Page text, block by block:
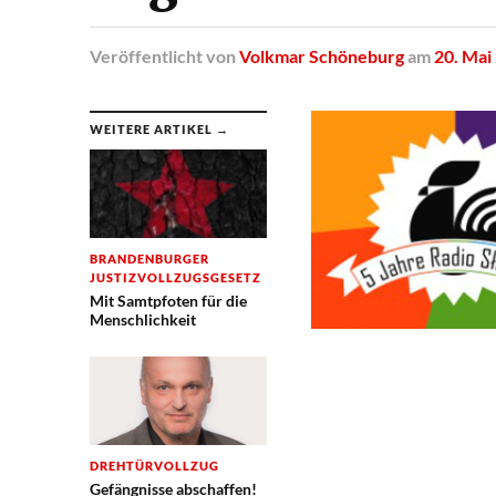
Veröffentlichtvon Volkmar Schöneburgam 20. Mai
WEITERE ARTIKEL →
BRANDENBURGER
JUSTIZVOLLZUGSGESETZ
Mit Samtpfoten für die
Menschlichkeit
DREHTÜRVOLLZUG
Gefängnisse abschaffen!